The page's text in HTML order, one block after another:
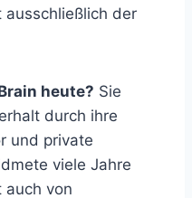
der
heute? Sie
durch ihre
und private
viele Jahre
auch von